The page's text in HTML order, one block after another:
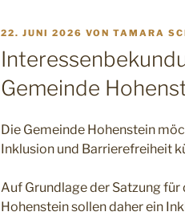
VERÖFFENTLICHT
AM
22. JUNI 2026 VON TAMARA
Gemeinde
Die Gemeinde Hohenstein
Inklusion und Barrierefreiheit
Auf Grundlage der Satzung
Hohenstein sollen daher ein